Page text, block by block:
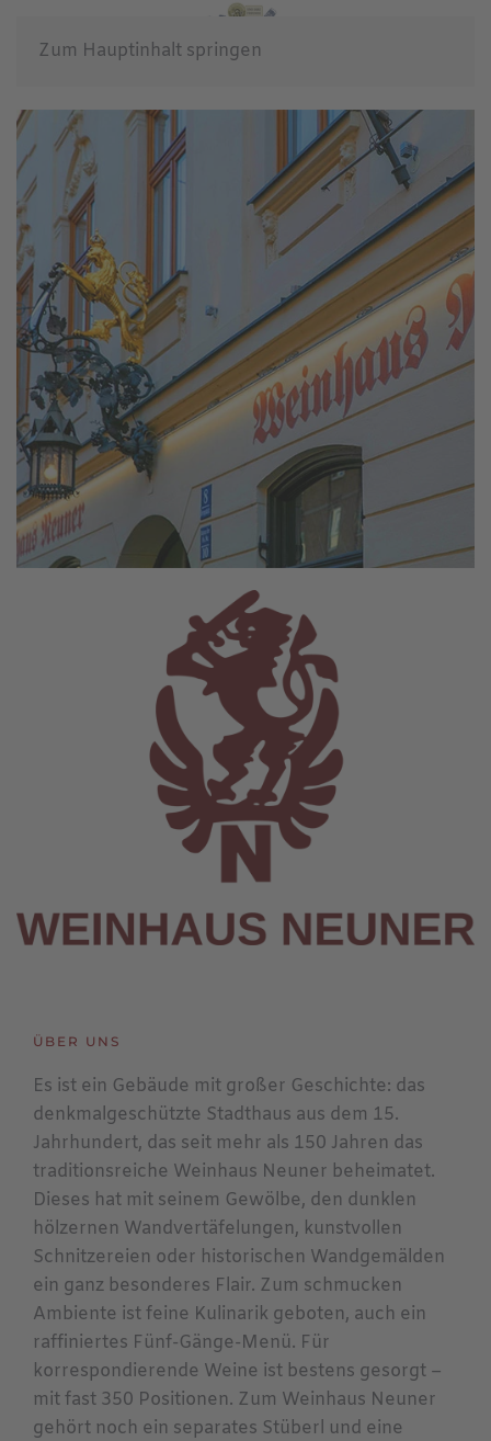
Zum Hauptinhalt springen
ÜBER UNS
Es ist ein Gebäude mit großer Geschichte: das
denkmalgeschützte Stadthaus aus dem 15.
Jahrhundert, das seit mehr als 150 Jahren das
traditionsreiche Weinhaus Neuner beheimatet.
Dieses hat mit seinem Gewölbe, den dunklen
hölzernen Wandvertäfelungen, kunstvollen
Schnitzereien oder historischen Wandgemälden
ein ganz besonderes Flair. Zum schmucken
Ambiente ist feine Kulinarik geboten, auch ein
raffiniertes Fünf-Gänge-Menü. Für
korrespondierende Weine ist bestens gesorgt –
mit fast 350 Positionen. Zum Weinhaus Neuner
gehört noch ein separates Stüberl und eine